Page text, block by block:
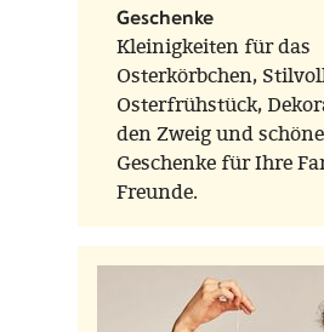
Geschenke
Kleinigkeiten für das
Osterkörbchen,
Osterfrühstück,
den Zweig und schöne
Geschenke für Ihre
Freunde.